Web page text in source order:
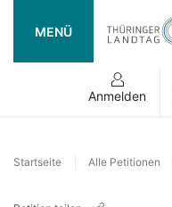
MENÜ
Anmelden
Startseite Alle Petitionen